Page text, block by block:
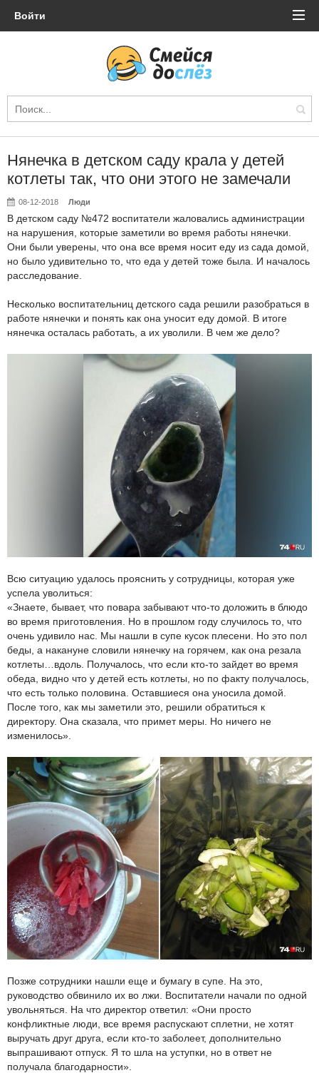
Войти
Нянечка в детском саду крала у детей
котлеты так, что они этого не замечали
08-12-2018 Люди
В детском саду №472 воспитатели жаловались администрации
на нарушения, которые заметили во время работы нянечки.
Они были уверены, что она все время носит еду из сада домой,
но было удивительно то, что еда у детей тоже была. И началось
расследование.
Несколько воспитательниц детского сада решили разобраться в
работе нянечки и понять как она уносит еду домой. В итоге
нянечка осталась работать, а их уволили. В чем же дело?
Всю ситуацию удалось прояснить у сотрудницы, которая уже
успела уволиться:
«Знаете, бывает, что повара забывают что-то доложить в блюдо
во время приготовления. Но в прошлом году случилось то, что
очень удивило нас. Мы нашли в супе кусок плесени. Но это пол
беды, а накануне словили нянечку на горячем, как она резала
котлеты…вдоль. Получалось, что если кто-то зайдет во время
обеда, видно что у детей есть котлеты, но по факту получалось,
что есть только половина. Оставшиеся она уносила домой.
После того, как мы заметили это, решили обратиться к
директору. Она сказала, что примет меры. Но ничего не
изменилось».
Позже сотрудники нашли еще и бумагу в супе. На это,
руководство обвинило их во лжи. Воспитатели начали по одной
увольняться. На что директор ответил: «Они просто
конфликтные люди, все время распускают сплетни, не хотят
выручать друг друга, если кто-то заболеет, дополнительно
выпрашивают отпуск. Я то шла на уступки, но в ответ не
получала благодарности».